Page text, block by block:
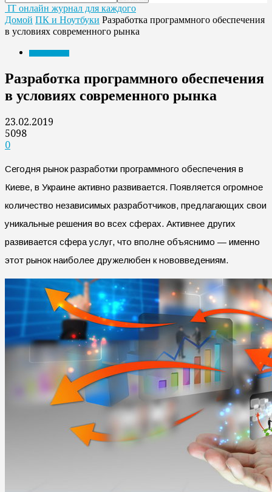
IT онлайн журнал для каждого
Домой ПК и Ноутбуки Разработка программного обеспечения
в условиях современного рынка
Разработка программного обеспечения
в условиях современного рынка
23.02.2019
5098
0
Сегодня рынок разработки программного обеспечения в
Киеве, в Украине активно развивается. Появляется огромное
количество независимых разработчиков, предлагающих свои
уникальные решения во всех сферах. Активнее других
развивается сфера услуг, что вполне объяснимо — именно
этот рынок наиболее дружелюбен к нововведениям.